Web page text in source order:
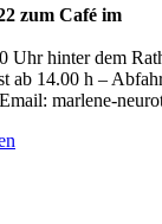
zum Café im
Uhr hinter dem
ab 14.00 h –
marlene-